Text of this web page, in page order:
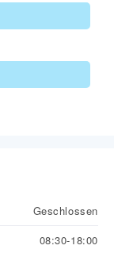
Geschlossen
08:30-18:00